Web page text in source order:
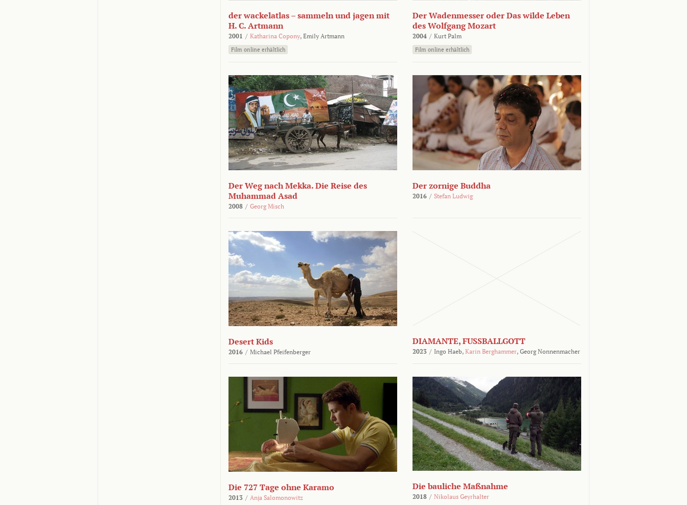
der wackelatlas – sammeln und jagen mit
H. C. Artmann
2001 / Katharina Copony, Emily Artmann
Film online erhältlich
Der Wadenmesser oder Das wilde Leben
des Wolfgang Mozart
2004 / Kurt Palm
Film online erhältlich
Der Weg nach Mekka. Die Reise des
Muhammad Asad
2008 / Georg Misch
Der zornige Buddha
2016 / Stefan Ludwig
Desert Kids
2016 / Michael Pfeifenberger
DIAMANTE, FUSSBALLGOTT
2023 / Ingo Haeb, Karin Berghammer, Georg Nonnenmacher
Die 727 Tage ohne Karamo
2013 / Anja Salomonowitz
Die bauliche Maßnahme
2018 / Nikolaus Geyrhalter